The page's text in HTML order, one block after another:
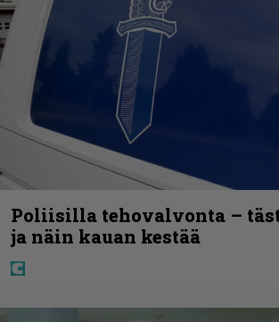
Poliisilla tehovalvonta –
ja näin kauan kestää